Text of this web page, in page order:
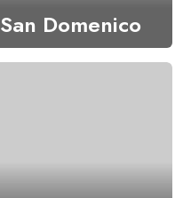
San Domenico